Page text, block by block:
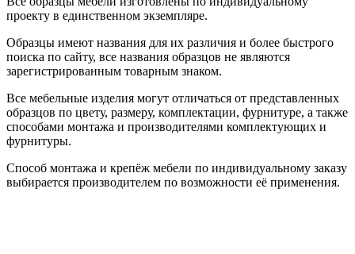
проекту в единственном экземпляре.
Образцы имеют названия для их различия и более быстрого
поиска по сайту, все названия образцов не являются
зарегистрированным товарным знаком.
Все мебельные изделия могут отличаться от представленных
образцов по цвету, размеру, комплектации, фурнитуре, а также
способами монтажа и производителями комплектующих и
фурнитуры.
Способ монтажа и крепёж мебели по индивидуальному заказу
выбирается производителем по возможности её применения.